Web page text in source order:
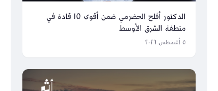
الدكتور أفلح الحضرمي ضمن أقوى 10 قادة في
منطقة الشرق الأوسط
٥ أغسطس ٢٠٢٦